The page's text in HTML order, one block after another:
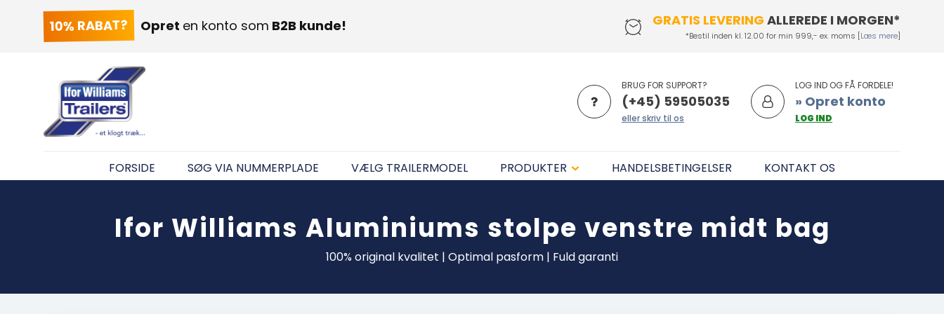
10% RABAT? Opret en konto som B2B kunde! GRATIS LEVERING ALLEREDE I MORGEN*
*Bestil inden kl. 12.00 for min 999,- ex. moms [Læs mere]
BRUG FOR SUPPORT?
(+45) 59505035
eller skriv til os
LOG IND OG FÅ FORDELE!
» Opret konto
LOG IND
FORSIDE SØG VIA NUMMERPLADE VÆLG TRAILERMODEL PRODUKTER HANDELSBETINGELSER KONTAKT OS
Ifor Williams Aluminiums stolpe venstre midt bag
100% original kvalitet | Optimal pasform | Fuld garanti